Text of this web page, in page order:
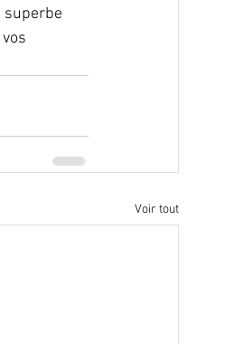
superbe
Voir tout